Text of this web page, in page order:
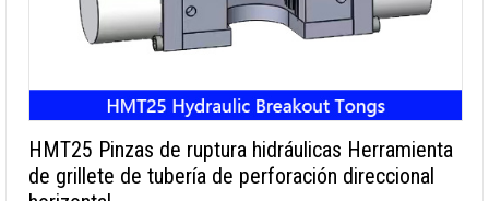
HMT25 Pinzas de ruptura hidráulicas Herramienta
de grillete de tubería de perforación direccional